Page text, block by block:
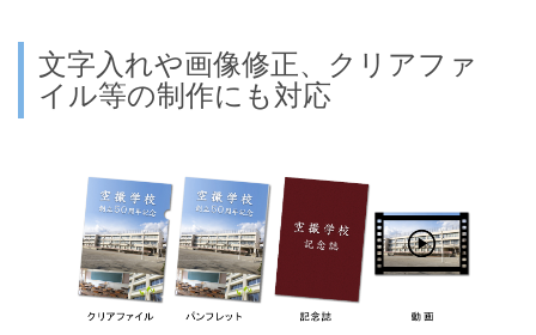
文字入れや画像修正、クリアファ
イル等の制作にも対応